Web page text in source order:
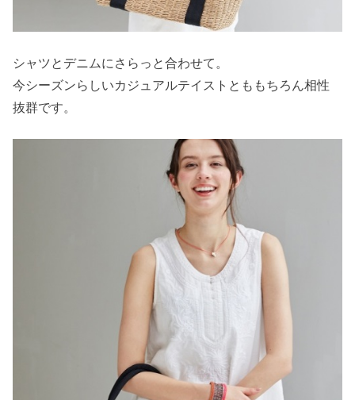
シャツとデニムにさらっと合わせて。
今シーズンらしいカジュアルテイストとももちろん相性
抜群です。